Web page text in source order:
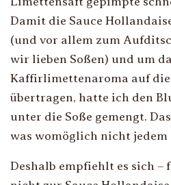
Damit die Sauce
(und vor allem zum
wir lieben Soßen) und um
Kaffirlimettenaroma auf die
übertragen, hatte ich den
unter die Soße gemengt.
was womöglich nicht jedem
Deshalb empfiehlt es sich –